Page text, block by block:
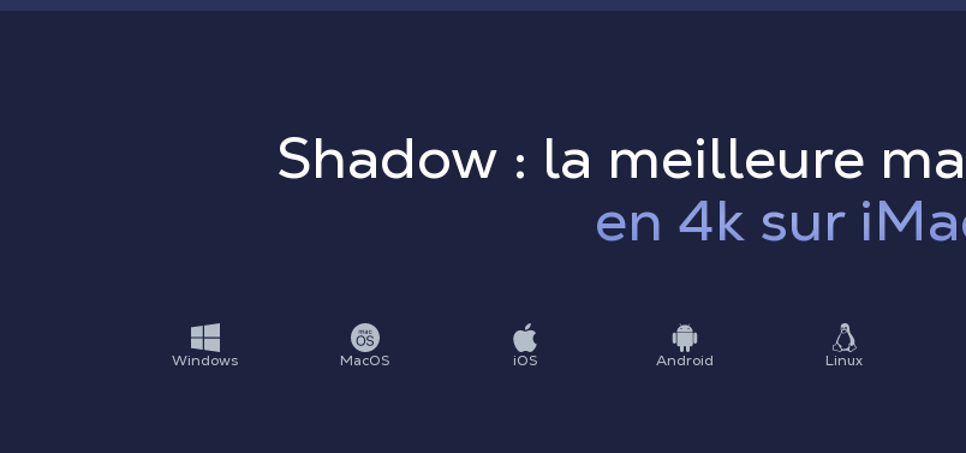
Shadow : la meilleure
en 4k sur
Windows MacOS iOS Android Linux